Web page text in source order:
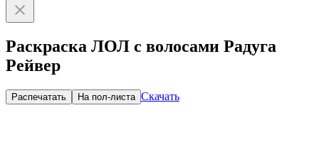
Раскраска ЛОЛ с волосами Радуга
Рейвер
Распечатать На пол-листа Скачать